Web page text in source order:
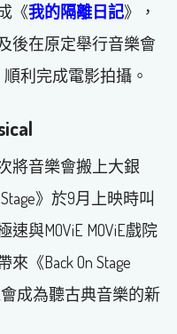
《我的隔離日記》，
後在原定舉行音樂會
利完成電影拍攝。
將音樂會搬上大銀
》於9月上映時叫
與MOViE MOViE戲院
《Back On Stage
會成為聽古典音樂的新